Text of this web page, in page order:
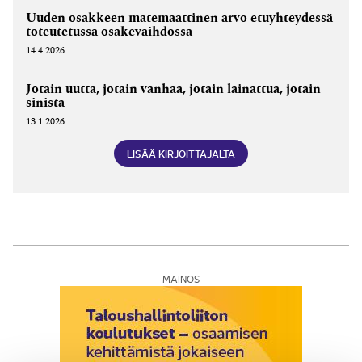
Uuden osakkeen matemaattinen arvo etuyhteydessä
toteutetussa osakevaihdossa
14.4.2026
Jotain uutta, jotain vanhaa, jotain lainattua, jotain
sinistä
13.1.2026
LISÄÄ KIRJOITTAJALTA
MAINOS